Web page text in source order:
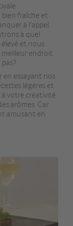
fraîche et
à l'appel.
à quel
et nous
meilleur endroit
en essayant nos
légères et
à votre créativité
arômes. Car
amusant en